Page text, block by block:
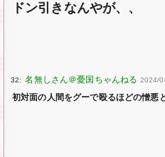
ドン引きなんやが、、
32: 2024/
初対面の人間をグーで殴るほどの憎悪